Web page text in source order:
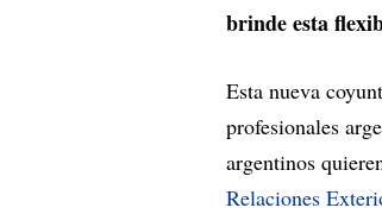
brinde esta
Esta nueva
profesionales
argentinos
Relaciones